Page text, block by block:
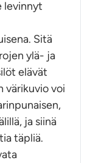
levinnyt
Sitä
ylä- ja
elävät
värikuvio voi
ja siinä
täpliä.